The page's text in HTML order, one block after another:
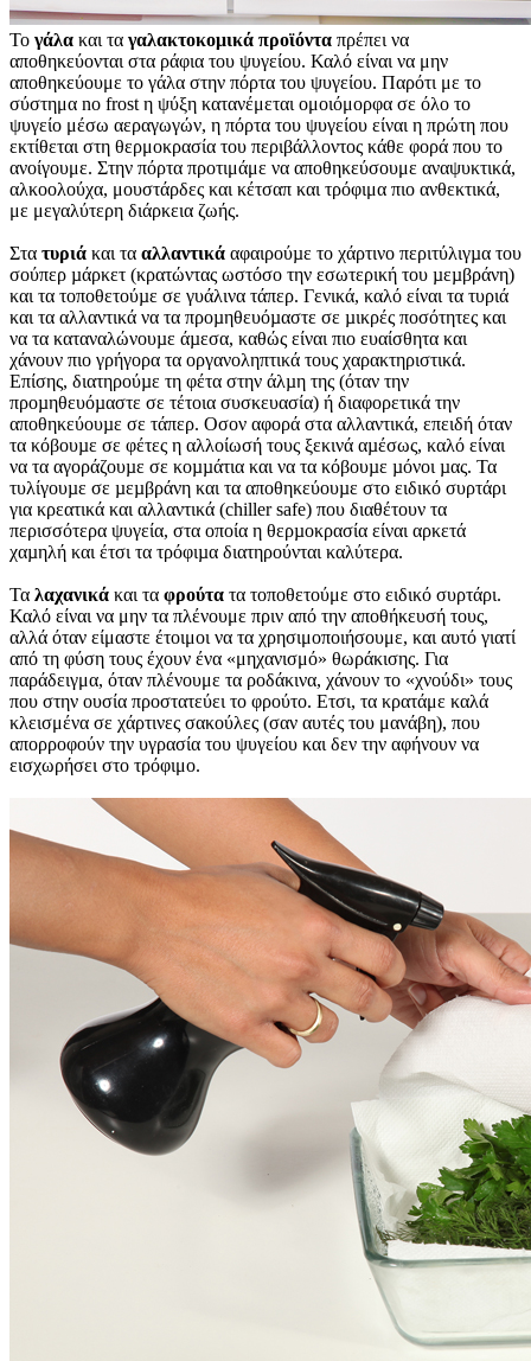
Το γάλα και τα γαλακτοκομικά προϊόντα πρέπει να
αποθηκεύονται στα ράφια του ψυγείου. Καλό είναι να μην
αποθηκεύουμε το γάλα στην πόρτα του ψυγείου. Παρότι με το
σύστημα no frost η ψύξη κατανέμεται ομοιόμορφα σε όλο το
ψυγείο μέσω αεραγωγών, η πόρτα του ψυγείου είναι η πρώτη που
εκτίθεται στη θερμοκρασία του περιβάλλοντος κάθε φορά που το
ανοίγουμε. Στην πόρτα προτιμάμε να αποθηκεύσουμε αναψυκτικά,
αλκοολούχα, μουστάρδες και κέτσαπ και τρόφιμα πιο ανθεκτικά,
με μεγαλύτερη διάρκεια ζωής.
Στα τυριά και τα αλλαντικά αφαιρούµε το χάρτινο περιτύλιγµα του
σούπερ µάρκετ (κρατώντας ωστόσο την εσωτερική του µεµβράνη)
και τα τοποθετούµε σε γυάλινα τάπερ. Γενικά, καλό είναι τα τυριά
και τα αλλαντικά να τα προµηθευόµαστε σε µικρές ποσότητες και
να τα καταναλώνουµε άµεσα, καθώς είναι πιο ευαίσθητα και
χάνουν πιο γρήγορα τα οργανοληπτικά τους χαρακτηριστικά.
Επίσης, διατηρούµε τη φέτα στην άλµη της (όταν την
προµηθευόµαστε σε τέτοια συσκευασία) ή διαφορετικά την
αποθηκεύουµε σε τάπερ. Οσον αφορά στα αλλαντικά, επειδή όταν
τα κόβουµε σε φέτες η αλλοίωσή τους ξεκινά αµέσως, καλό είναι
να τα αγοράζουµε σε κοµµάτια και να τα κόβουµε µόνοι µας. Τα
τυλίγουµε σε µεµβράνη και τα αποθηκεύουµε στο ειδικό συρτάρι
για κρεατικά και αλλαντικά (chiller safe) που διαθέτουν τα
περισσότερα ψυγεία, στα οποία η θερµοκρασία είναι αρκετά
χαµηλή και έτσι τα τρόφιµα διατηρούνται καλύτερα.
Τα λαχανικά και τα φρούτα τα τοποθετούμε στο ειδικό συρτάρι.
Καλό είναι να μην τα πλένουμε πριν από την αποθήκευσή τους,
αλλά όταν είμαστε έτοιμοι να τα χρησιμοποιήσουμε, και αυτό γιατί
από τη φύση τους έχουν ένα «μηχανισμό» θωράκισης. Για
παράδειγμα, όταν πλένουμε τα ροδάκινα, χάνουν το «χνούδι» τους
που στην ουσία προστατεύει το φρούτο. Ετσι, τα κρατάμε καλά
κλεισμένα σε χάρτινες σακούλες (σαν αυτές του μανάβη), που
απορροφούν την υγρασία του ψυγείου και δεν την αφήνουν να
εισχωρήσει στο τρόφιμο.